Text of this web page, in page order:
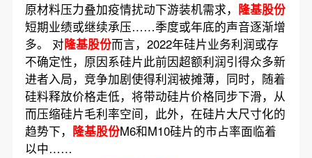
原材料压力叠加疫情扰动下游装机需求， 隆基股份
短期业绩或继续承压……季度或年底的声音逐渐增
多。 对隆基股份而言，2022年硅片业务利润或存
不确定性，原因系硅片此前因超额利润引得众多新
进者入局，竞争加剧使得利润被摊薄，同时，随着
硅料释放价格走低，将带动硅片价格同步下滑，从
而压缩硅片毛利率空间，此外，在硅片大尺寸化的
趋势下， 隆基股份M6和M10硅片的市占率面临着
以中……